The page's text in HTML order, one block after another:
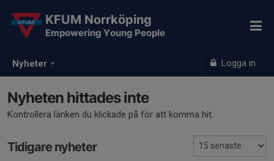
Nyheter Logga in
KFUM Norrköping
Empowering Young People
Nyheten hittades inte
Kontrollera länken du klickade på för att komma hit.
Tidigare nyheter